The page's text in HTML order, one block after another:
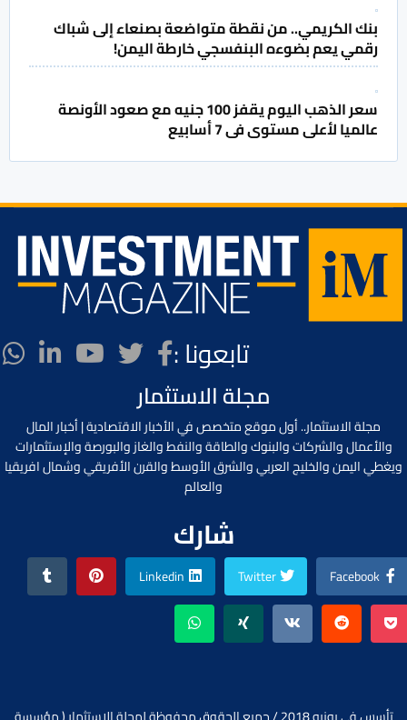
بنك الكريمي.. من نقطة متواضعة بصنعاء إلى شباك
رقمي يعم بضوءه البنفسجي خارطة اليمن!
سعر الذهب اليوم يقفز 100 جنيه مع صعود الأونصة
عالميا لأعلى مستوى فى 7 أسابيع
تابعونا :
مجلة الاستثمار
مجلة الاستثمار.. أول موقع متخصص في الأخبار الاقتصادية | أخبار المال
والأعمال والشركات والبنوك والطاقة والنفط والغاز والبورصة والإستثمارات
ويغطي اليمن والخليج العربي والشرق الأوسط والقرن الأفريقي وشمال افريقيا
والعالم
شارك
Facebook
Twitter
Linkedin